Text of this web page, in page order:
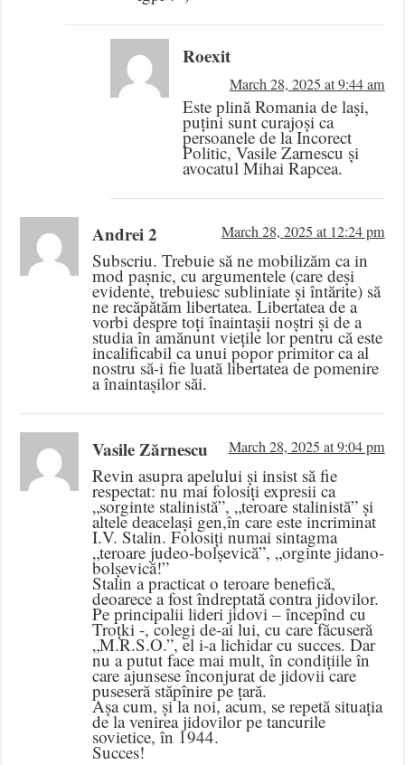
Roexit
March 28, 2025 at 9:44 am
Este plină Romania de lași,
puțini sunt curajoși ca
persoanele de la Incorect
Politic, Vasile Zarnescu și
avocatul Mihai Rapcea.
Andrei 2 March 28, 2025 at 12:24 pm
Subscriu. Trebuie să ne mobilizăm ca in
mod pașnic, cu argumentele (care deși
evidente, trebuiesc subliniate și întărite) să
ne recăpătăm libertatea. Libertatea de a
vorbi despre toți înaintașii noștri și de a
studia în amănunt viețile lor pentru că este
incalificabil ca unui popor primitor ca al
nostru să-i fie luată libertatea de pomenire
a înaintașilor săi.
Vasile Zărnescu March 28, 2025 at 9:04 pm
Revin asupra apelului și insist să fie
respectat: nu mai folosiți expresii ca
„sorginte stalinistă”, „teroare stalinistă” și
altele deacelași gen,în care este incriminat
I.V. Stalin. Folosiți numai sintagma
„teroare judeo-bolșevică”, „orginte jidano-
bolșevică!”
Stalin a practicat o teroare benefică,
deoarece a fost îndreptată contra jidovilor.
Pe principalii lideri jidovi – începînd cu
Troțki -, colegi de-ai lui, cu care făcuseră
„M.R.S.O.”, el i-a lichidar cu succes. Dar
nu a putut face mai mult, în condițiile în
care ajunsese înconjurat de jidovii care
puseseră stăpînire pe țară.
Așa cum, și la noi, acum, se repetă situația
de la venirea jidovilor pe tancurile
sovietice, în 1944.
Succes!